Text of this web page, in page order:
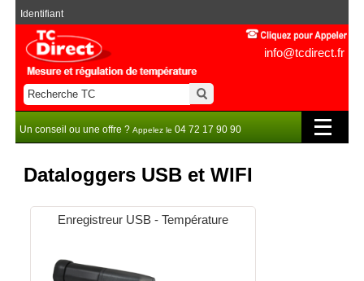
info@tcdirect.fr
Identifiant
Un conseil ou une offre ? Appelez le 04 72 17 90 90
Dataloggers USB et WIFI
Enregistreur USB - Température